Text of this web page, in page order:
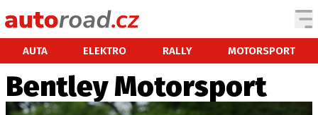
AUTA ELEKTRO RALLY MOTORSPORT
AUTA
TESTY AUT
NOVINKY
Bentley Motorsport